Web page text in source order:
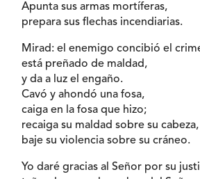
Apunta sus armas mortíferas,
prepara sus flechas incendiarias.
Mirad: el enemigo concibió el
está preñado de maldad,
y da a luz el engaño.
Cavó y ahondó una fosa,
caiga en la fosa que hizo;
recaiga su maldad sobre su cabeza,
baje su violencia sobre su cráneo.
Yo daré gracias al Señor por su